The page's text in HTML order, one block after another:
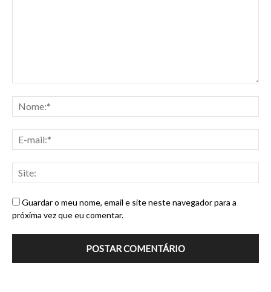
Guardar o meu nome, email e site neste navegador para a
próxima vez que eu comentar.